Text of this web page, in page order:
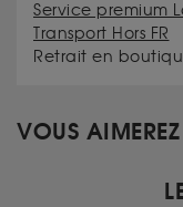
Service premium
Transport Hors FR
Retrait en
VOUS